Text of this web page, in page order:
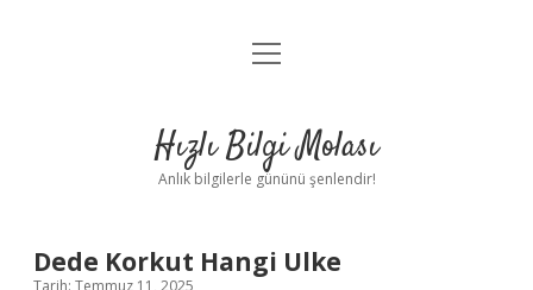
Anasayfa
Yasal Uyarı
menüyü
Hızlı Bilgi Molası
Anlık bilgilerle gününü şenlendir!
Dede Korkut Hangi Ulke
Tarih: Temmuz 11, 2025